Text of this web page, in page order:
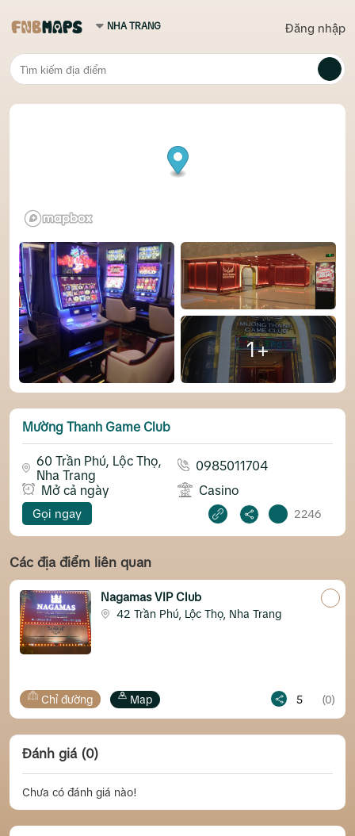
Đăng nhập
1+
Mường Thanh Game Club
60 Trần Phú, Lộc Thọ,
Nha Trang
0985011704
Mở cả ngày
Casino
Gọi ngay 2246
Các địa điểm liên quan
Nagamas VIP Club
42 Trần Phú, Lộc Thọ, Nha Trang
Chỉ đường Map 5 (0)
Đánh giá (0)
Chưa có đánh giá nào!